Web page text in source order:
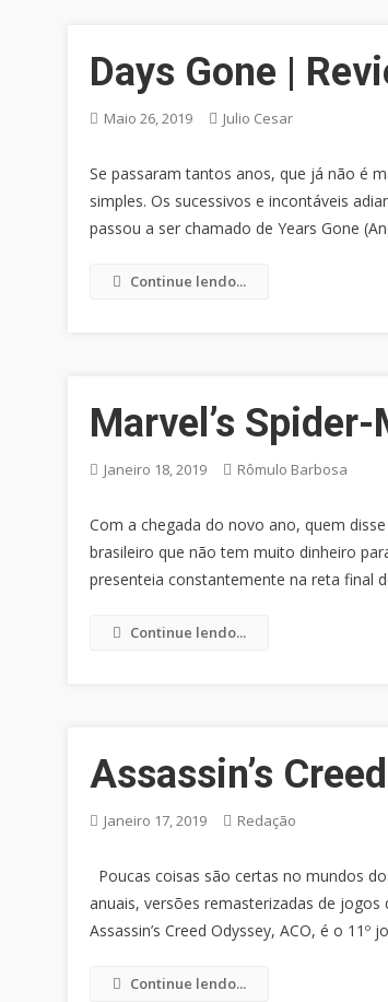
Days Gone |
Maio 26, 2019 Julio Cesar
Se passaram tantos anos, que já não é
simples. Os sucessivos e incontáveis
passou a ser chamado de Years Gone
Continue lendo...
Marvel’s
Janeiro 18, 2019 Rômulo Barbosa
Com a chegada do novo ano, quem
brasileiro que não tem muito dinheiro
presenteia constantemente na reta final
Continue lendo...
Assassin’s
Janeiro 17, 2019 Redação
Poucas coisas são certas no mundos
anuais, versões remasterizadas de jogos
Assassin’s Creed Odyssey, ACO, é o
Continue lendo...